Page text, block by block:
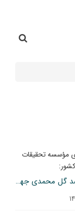
مؤسسه تحقیقات
بیش از ۷۰ درصد گل ‌محمدی جهان در ایران تولید می‌شود/گل محمدی؛ گونه‌ای راهبردی برای ایرانِ کم‌آب